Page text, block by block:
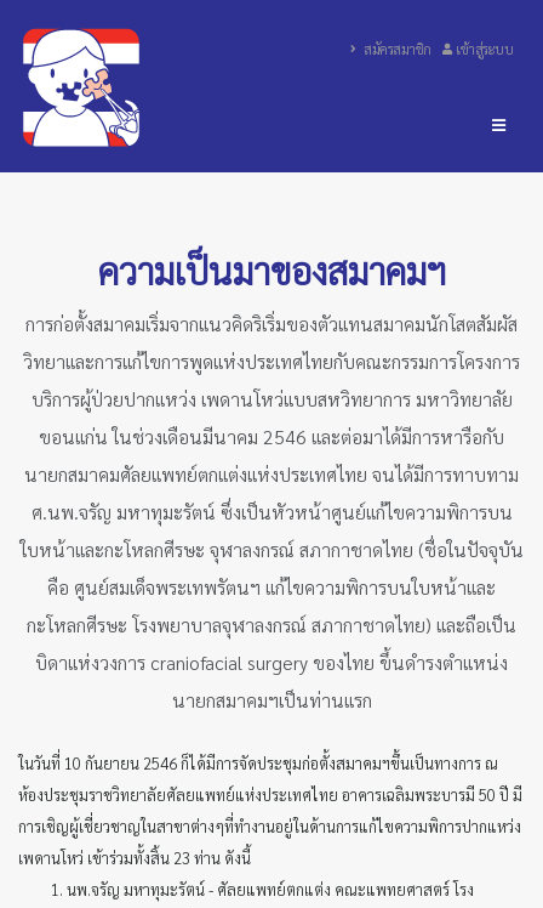
สมัครสมาชิก เข้าสู่ระบบ
ความเป็นมาของสมาคมฯ
การก่อตั้งสมาคมเริ่มจากแนวคิดริเริ่มของตัวแทนสมาคมนักโสตสัมผัส
วิทยาและการแก้ไขการพูดแห่งประเทศไทยกับคณะกรรมการโครงการ
บริการผู้ป่วยปากแหว่ง เพดานโหว่แบบสหวิทยาการ มหาวิทยาลัย
ขอนแก่น ในช่วงเดือนมีนาคม 2546 และต่อมาได้มีการหารือกับ
นายกสมาคมศัลยแพทย์ตกแต่งแห่งประเทศไทย จนได้มีการทาบทาม
ศ.นพ.จรัญ มหาทุมะรัตน์ ซึ่งเป็นหัวหน้าศูนย์แก้ไขความพิการบน
ใบหน้าและกะโหลกศีรษะ จุฬาลงกรณ์ สภากาชาดไทย (ชื่อในปัจจุบัน
คือ ศูนย์สมเด็จพระเทพรัตนฯ แก้ไขความพิการบนใบหน้าและ
กะโหลกศีรษะ โรงพยาบาลจุฬาลงกรณ์ สภากาชาดไทย) และถือเป็น
บิดาแห่งวงการ craniofacial surgery ของไทย ขึ้นดำรงตำแหน่ง
นายกสมาคมฯเป็นท่านแรก
ในวันที่ 10 กันยายน 2546 ก็ได้มีการจัดประชุมก่อตั้งสมาคมฯขึ้นเป็นทางการ ณ
ห้องประชุมราชวิทยาลัยศัลยแพทย์แห่งประเทศไทย อาคารเฉลิมพระบารมี 50 ปี มี
การเชิญผู้เชี่ยวชาญในสาขาต่างๆที่ทำงานอยู่ในด้านการแก้ไขความพิการปากแหว่ง
เพดานโหว่ เข้าร่วมทั้งสิ้น 23 ท่าน ดังนี้
นพ.จรัญ มหาทุมะรัตน์ - ศัลยแพทย์ตกแต่ง คณะแพทยศาสตร์ โรง